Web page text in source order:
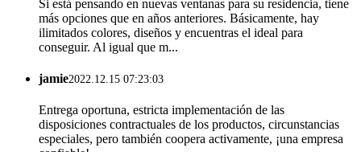
Si está pensando en nuevas ventanas para su residencia, tiene
más opciones que en años anteriores. Básicamente, hay
ilimitados colores, diseños y encuentras el ideal para
conseguir. Al igual que m...
jamie2022.12.15 07:23:03
Entrega oportuna, estricta implementación de las
disposiciones contractuales de los productos, circunstancias
especiales, pero también coopera activamente, ¡una empresa